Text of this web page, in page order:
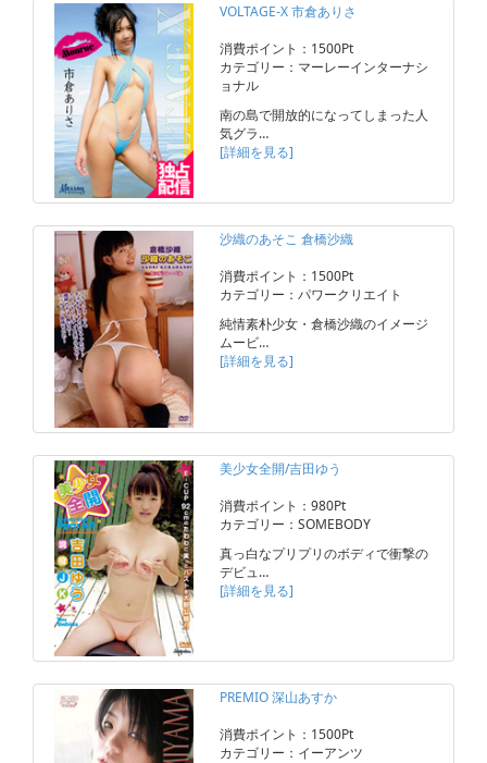
VOLTAGE-X 市倉ありさ
消費ポイント：1500Pt
カテゴリー：マーレーインターナシ
ョナル
南の島で開放的になってしまった人
気グラ…
[詳細を見る]
沙織のあそこ 倉橋沙織
消費ポイント：1500Pt
カテゴリー：パワークリエイト
純情素朴少女・倉橋沙織のイメージ
ムービ…
[詳細を見る]
美少女全開/吉田ゆう
消費ポイント：980Pt
カテゴリー：SOMEBODY
真っ白なプリプリのボディで衝撃の
デビュ…
[詳細を見る]
PREMIO 深山あすか
消費ポイント：1500Pt
カテゴリー：イーアンツ